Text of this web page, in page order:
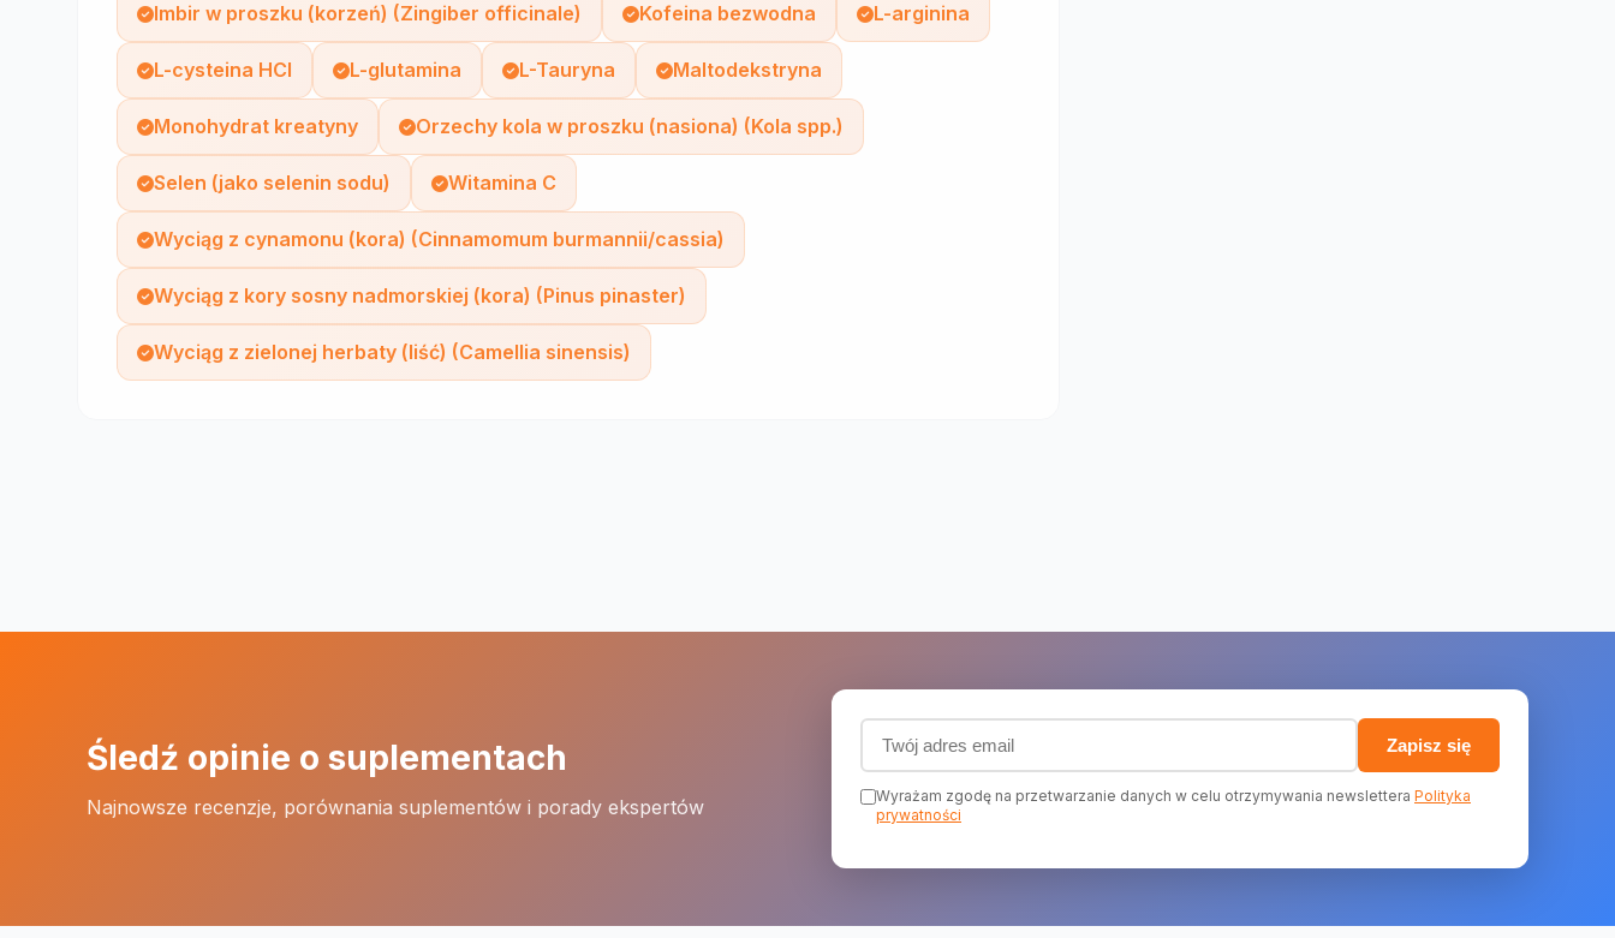
Imbir w proszku (korzeń) (Zingiber officinale) Kofeina bezwodna L-arginina
L-cysteina HCl L-glutamina L-Tauryna Maltodekstryna
Monohydrat kreatyny Orzechy kola w proszku (nasiona) (Kola spp.)
Selen (jako selenin sodu) Witamina C
Wyciąg z cynamonu (kora) (Cinnamomum burmannii/cassia)
Wyciąg z kory sosny nadmorskiej (kora) (Pinus pinaster)
Wyciąg z zielonej herbaty (liść) (Camellia sinensis)
Śledź opinie o suplementach
Najnowsze recenzje, porównania suplementów i porady ekspertów
Adres email (wymagany)
Zapisz się
Wyrażam zgodę na przetwarzanie danych w celu otrzymywania newslettera Polityka
prywatności